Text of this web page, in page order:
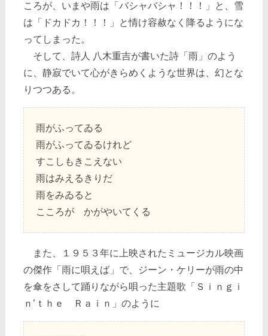
ころが、いまや雨は「バシャバシャ！！！」と、雪
は「ドカドカ！！！」と情け容赦なく降るようにな
ってしまった。
そして、詩人 八木重吉が書いた詩「雨」のよう
に、静寂でいて心がきらめくような世界は、幻とな
りつつある。
雨がふってゐる
雨がふってゐるけれど
すこしもきこえない
雨はみえるきりだ
雨をみゐると
こころが かがやいてくる
また、１９５３年に上映されたミュージカル映画
の傑作「雨に唄えば」で、ジーン・ケリーが雨の中
を傘をさして踊りながら唄った主題歌「Ｓｉｎｇｉ
ｎ’ｔｈｅ Ｒａｉｎ」のように